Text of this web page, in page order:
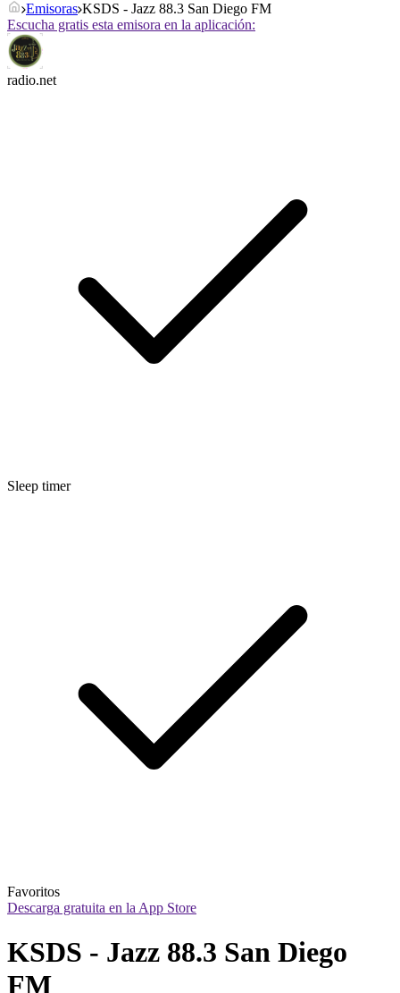
Emisoras KSDS - Jazz 88.3 San Diego FM
Escucha gratis esta emisora en la aplicación:
radio.net
Sleep timer
Favoritos
Descarga gratuita en la App Store
KSDS - Jazz 88.3 San Diego
FM